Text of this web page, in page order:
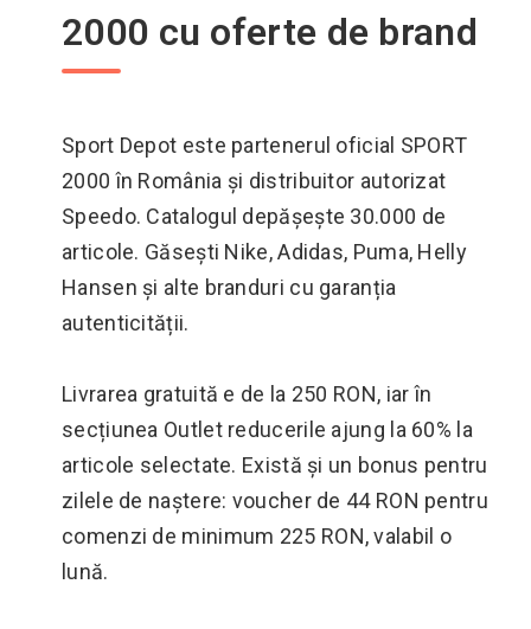
2000 cu oferte de brand
Sport Depot este partenerul oficial SPORT
2000 în România și distribuitor autorizat
Speedo. Catalogul depășește 30.000 de
articole. Găsești Nike, Adidas, Puma, Helly
Hansen și alte branduri cu garanția
autenticității.
Livrarea gratuită e de la 250 RON, iar în
secțiunea Outlet reducerile ajung la 60% la
articole selectate. Există și un bonus pentru
zilele de naștere: voucher de 44 RON pentru
comenzi de minimum 225 RON, valabil o
lună.